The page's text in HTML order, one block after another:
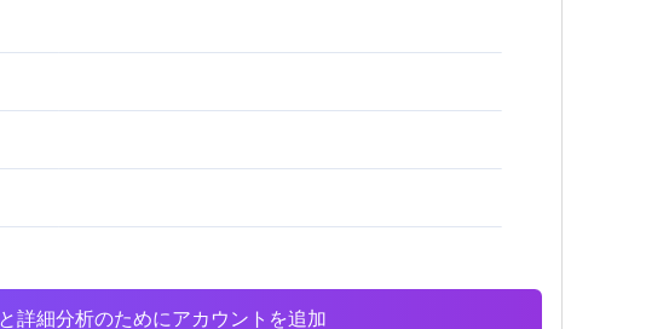
詳細分析のためにアカウントを追加